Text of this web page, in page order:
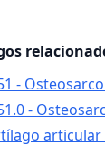
-
-